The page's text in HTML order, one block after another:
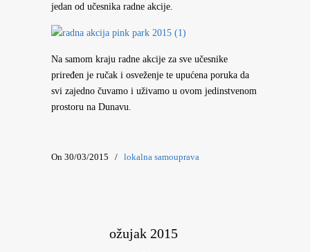
jedan od učesnika radne akcije.
Na samom kraju radne akcije za sve učesnike
priređen je ručak i osveženje te upućena poruka da
svi zajedno čuvamo i uživamo u ovom jedinstvenom
prostoru na Dunavu.
On 30/03/2015 / lokalna samouprava
ožujak 2015